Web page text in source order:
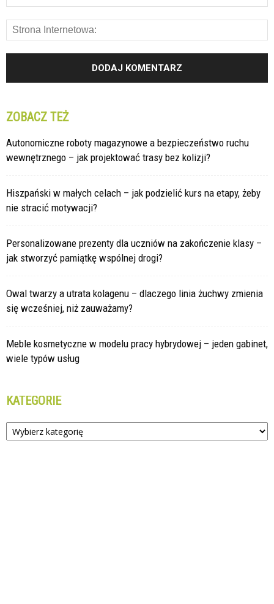
ZOBACZ TEŻ
Autonomiczne roboty magazynowe a bezpieczeństwo ruchu
wewnętrznego – jak projektować trasy bez kolizji?
Hiszpański w małych celach – jak podzielić kurs na etapy, żeby
nie stracić motywacji?
Personalizowane prezenty dla uczniów na zakończenie klasy –
jak stworzyć pamiątkę wspólnej drogi?
Owal twarzy a utrata kolagenu – dlaczego linia żuchwy zmienia
się wcześniej, niż zauważamy?
Meble kosmetyczne w modelu pracy hybrydowej – jeden gabinet,
wiele typów usług
KATEGORIE
Kategorie